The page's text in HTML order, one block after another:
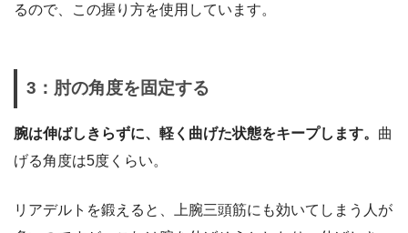
るので、この握り方を使用しています。
3：肘の角度を固定する
腕は伸ばしきらずに、軽く曲げた状態をキープします。 曲
げる角度は5度くらい。
リアデルトを鍛えると、上腕三頭筋にも効いてしまう人が